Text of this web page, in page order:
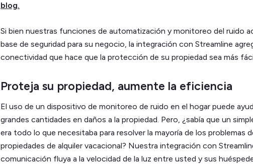
blog.
Si bien nuestras funciones de automatización y monitoreo del ruido
base de seguridad para su negocio, la integración con Streamline
conectividad que hace que la protección de su propiedad sea más
Proteja su propiedad, aumente la eficiencia
El uso de un dispositivo de monitoreo de ruido en el hogar puede
grandes cantidades en daños a la propiedad. Pero, ¿sabía que un
era todo lo que necesitaba para resolver la mayoría de los problemas
propiedades de alquiler vacacional? Nuestra integración con
comunicación fluya a la velocidad de la luz entre usted y sus